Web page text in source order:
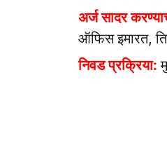
अर्ज सादर
ऑफिस इमारत,
निवड प्रक्रिया: